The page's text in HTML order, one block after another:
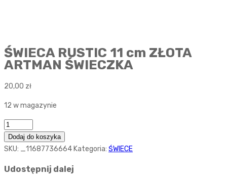
ŚWIECA RUSTIC 11 cm ZŁOTA
ARTMAN ŚWIECZKA
20,00 zł
12 w magazynie
Ilość
Dodaj do koszyka
SKU: _11687736664 Kategoria: ŚWIECE
Udostępnij dalej